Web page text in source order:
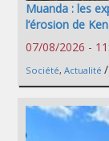
Muanda : les
l’érosion de
07/08/2026 -
Société, Actualité /